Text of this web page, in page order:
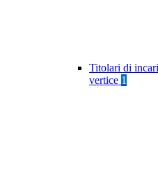
Titolari di
vertice 1